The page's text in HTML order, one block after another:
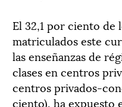
El 32,1 por ciento de
matriculados este
las enseñanzas de
clases en centros
centros privados-
ciento), ha expuesto